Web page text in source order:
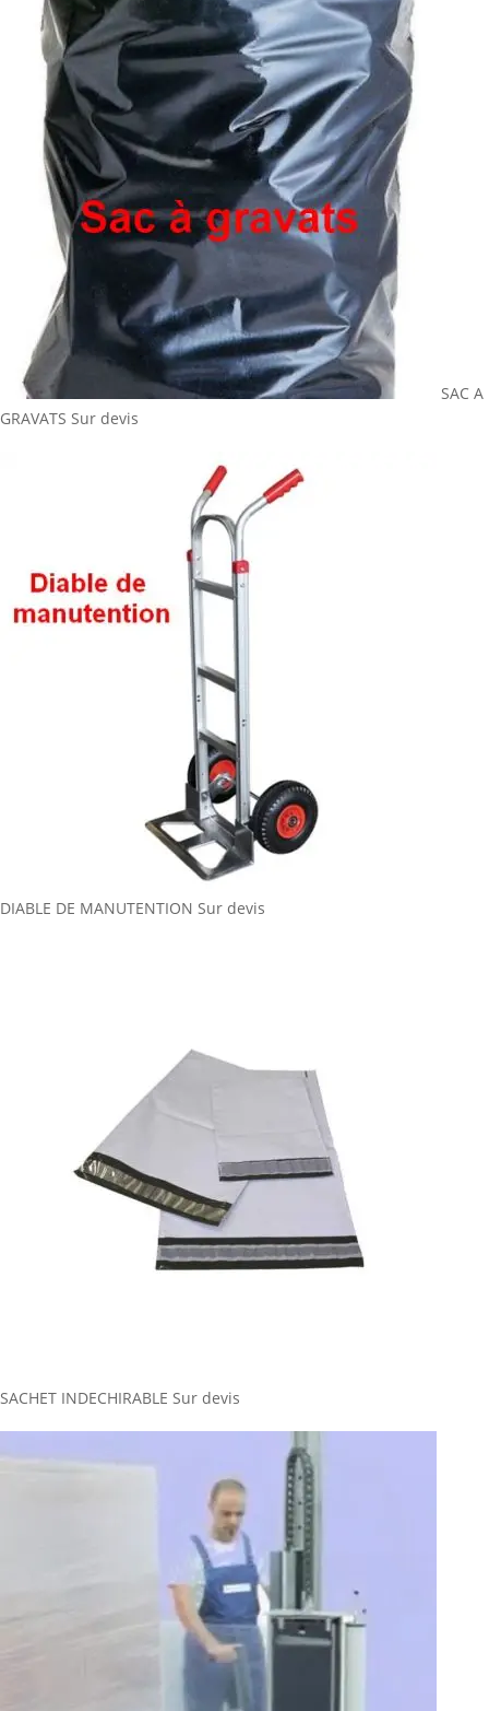
SAC A
GRAVATS Sur devis
DIABLE DE MANUTENTION Sur devis
SACHET INDECHIRABLE Sur devis